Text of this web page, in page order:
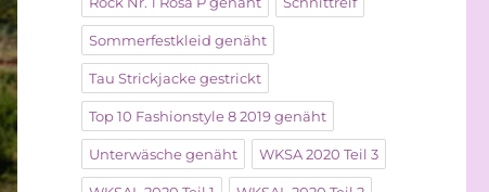
Sommerfestkleid genäht
Tau Strickjacke gestrickt
Top 10 Fashionstyle 8 2019 genäht
Unterwäsche genäht WKSA 2020 Teil 3